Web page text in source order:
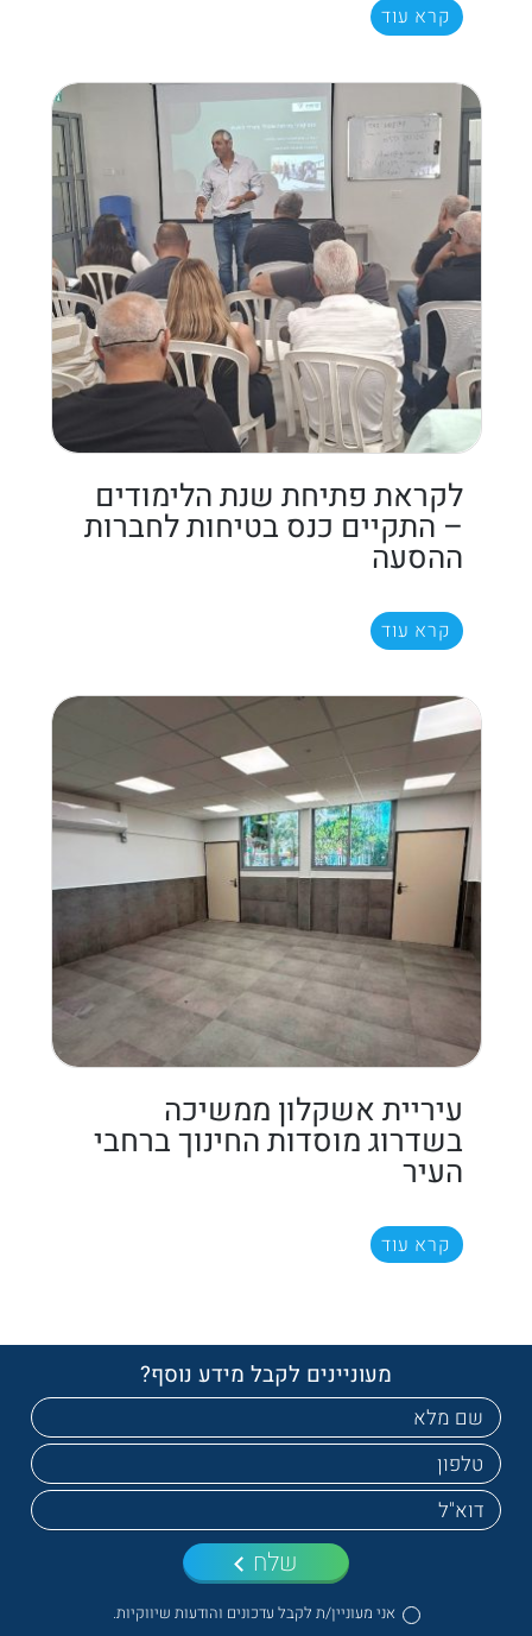
קרא עוד
לקראת פתיחת שנת הלימודים
– התקיים כנס בטיחות לחברות
ההסעה
קרא עוד
עיריית אשקלון ממשיכה
בשדרוג מוסדות החינוך ברחבי
העיר
קרא עוד
מעוניינים לקבל מידע נוסף?
אני מעוניין/ת לקבל עדכונים והודעות שיווקיות.
שלח